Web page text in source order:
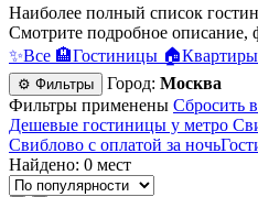
Наиболее полный список
Смотрите подробное описание,
✨Все 🏨Гостиницы 🏠Квартиры
⚙ Фильтры Город: Москва
Фильтры применены Сбросить
Дешевые гостиницы у метро
Свиблово с оплатой за ночь
Найдено: 0 мест